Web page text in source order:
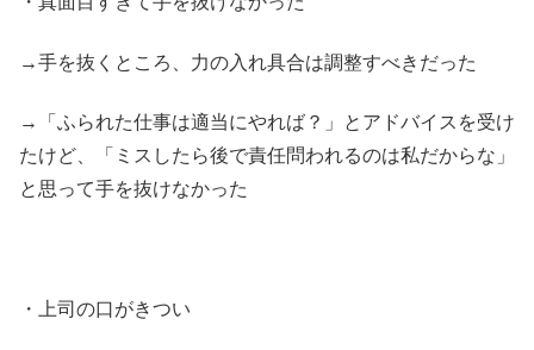
→手を抜くところ、力の入れ具合は調整すべきだった
→「ふられた仕事は適当にやれば？」とアドバイスを受け
たけど、「ミスしたら後で責任問われるのは私だからな」
と思って手を抜けなかった
・上司の口がきつい